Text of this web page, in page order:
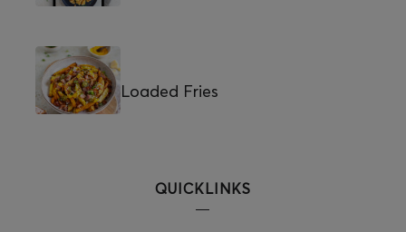
Loaded Fries
QUICKLINKS